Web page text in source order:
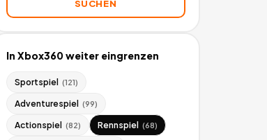
SUCHEN
In Xbox360weiter eingrenzen
Sportspiel (121)
Adventurespiel (99)
Actionspiel (82) Rennspiel (68)